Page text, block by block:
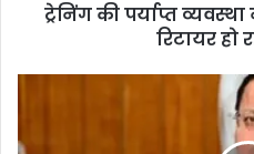
ट्रेनिंग की पर्याप्त
रिटायर हो